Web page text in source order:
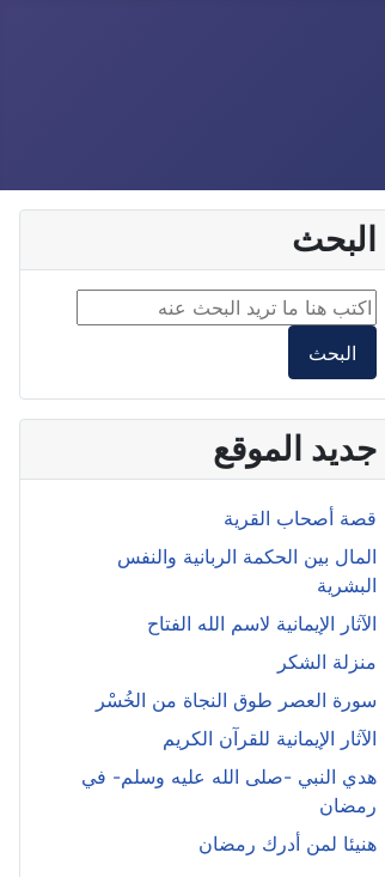
البحث
البحث داخل الموقع2
البحث
جديد الموقع
قصة أصحاب القرية
المال بين الحكمة الربانية والنفس
البشرية
الآثار الإيمانية لاسم الله الفتاح
منزلة الشكر
سورة العصر طوق النجاة من الخُسْر
الآثار الإيمانية للقرآن الكريم
هدي النبي -صلى الله عليه وسلم- في
رمضان
هنيئا لمن أدرك رمضان